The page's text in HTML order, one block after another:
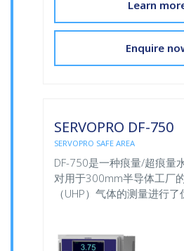
Learn
Enquire
SERVOPRO DF-750
SERVOPRO SAFE AREA
DF-750是一种痕量/超痕量
对用于300mm半导体工厂
（UHP）气体的测量进行了